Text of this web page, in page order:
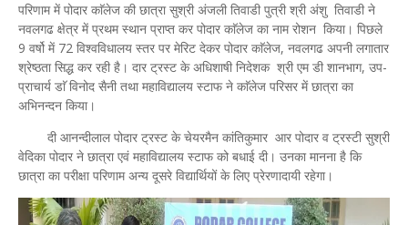
परिणाम में पोदार काॅलेज की छात्रा सुश्री अंजली तिवाडी पुत्री श्री अंशु तिवाडी ने
नवलगढ क्षेत्र में प्रथम स्थान प्राप्त कर पोदार काॅलेज का नाम रोशन किया। पिछले
9 वर्षो में 72 विश्वविधालय स्तर पर मेरिट देकर पोदार काॅलेज, नवलगढ अपनी लगातार
श्रेष्ठता सिद्ध कर रही है। दार ट्रस्ट के अधिशाषी निदेशक श्री एम डी शानभाग, उप-
प्राचार्य डाॅ विनोद सैनी तथा महाविद्यालय स्टाफ ने काॅलेज परिसर में छात्रा का
अभिनन्दन किया।
दी आनन्दीलाल पोदार ट्रस्ट के चेयरमैन कांतिकुमार आर पोदार व ट्रस्टी सुश्री
वेदिका पोदार ने छात्रा एवं महाविद्यालय स्टाफ को बधाई दी। उनका मानना है कि
छात्रा का परीक्षा परिणाम अन्य दूसरे विद्यार्थियों के लिए प्रेरणादायी रहेगा।